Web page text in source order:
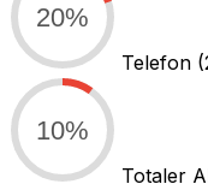
20%
Telefon
10%
Totaler